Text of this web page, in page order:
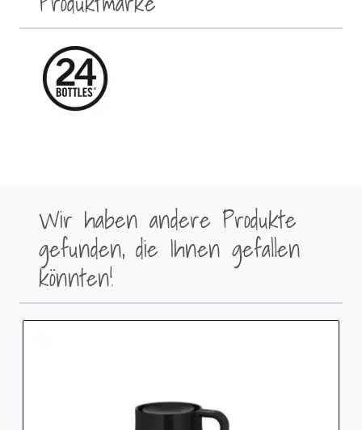
Wir haben andere Produkte
gefunden, die Ihnen gefallen
könnten!